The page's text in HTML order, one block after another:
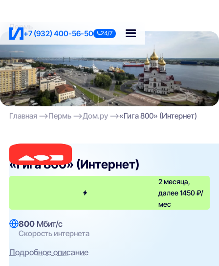
+7 (932) 400-56-50 24/7
Пермь
Главная Пермь Дом.ру «Гига 800» (Интернет)
Дом.ру
«Гига 800» (Интернет)
2 месяца,
далее 1450 ₽/
мес
800 Мбит/с
Скорость интернета
Подробное описание